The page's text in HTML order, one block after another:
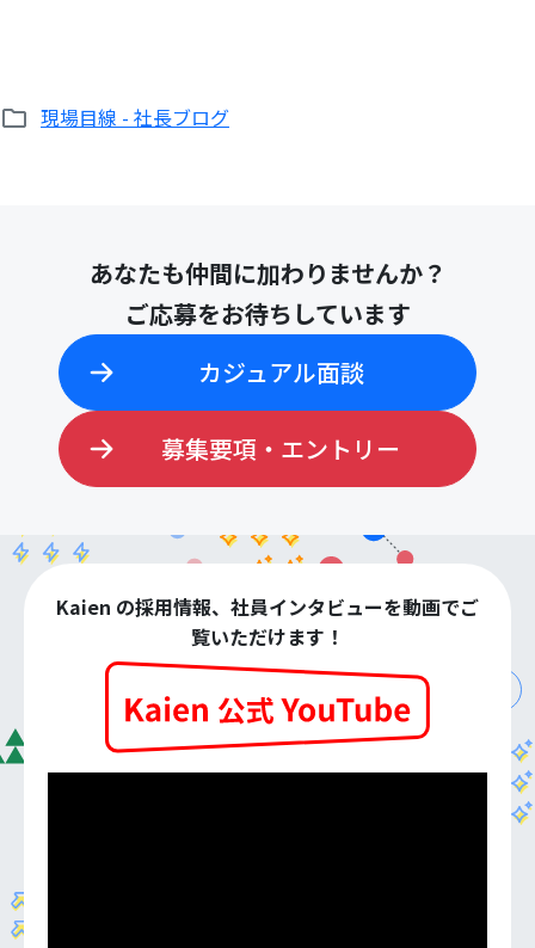
現場目線 - 社長ブログ
あなたも仲間に加わりませんか？
ご応募をお待ちしています
カジュアル面談
募集要項・エントリー
Kaien の採用情報、社員インタビューを動画でご
覧いただけます！